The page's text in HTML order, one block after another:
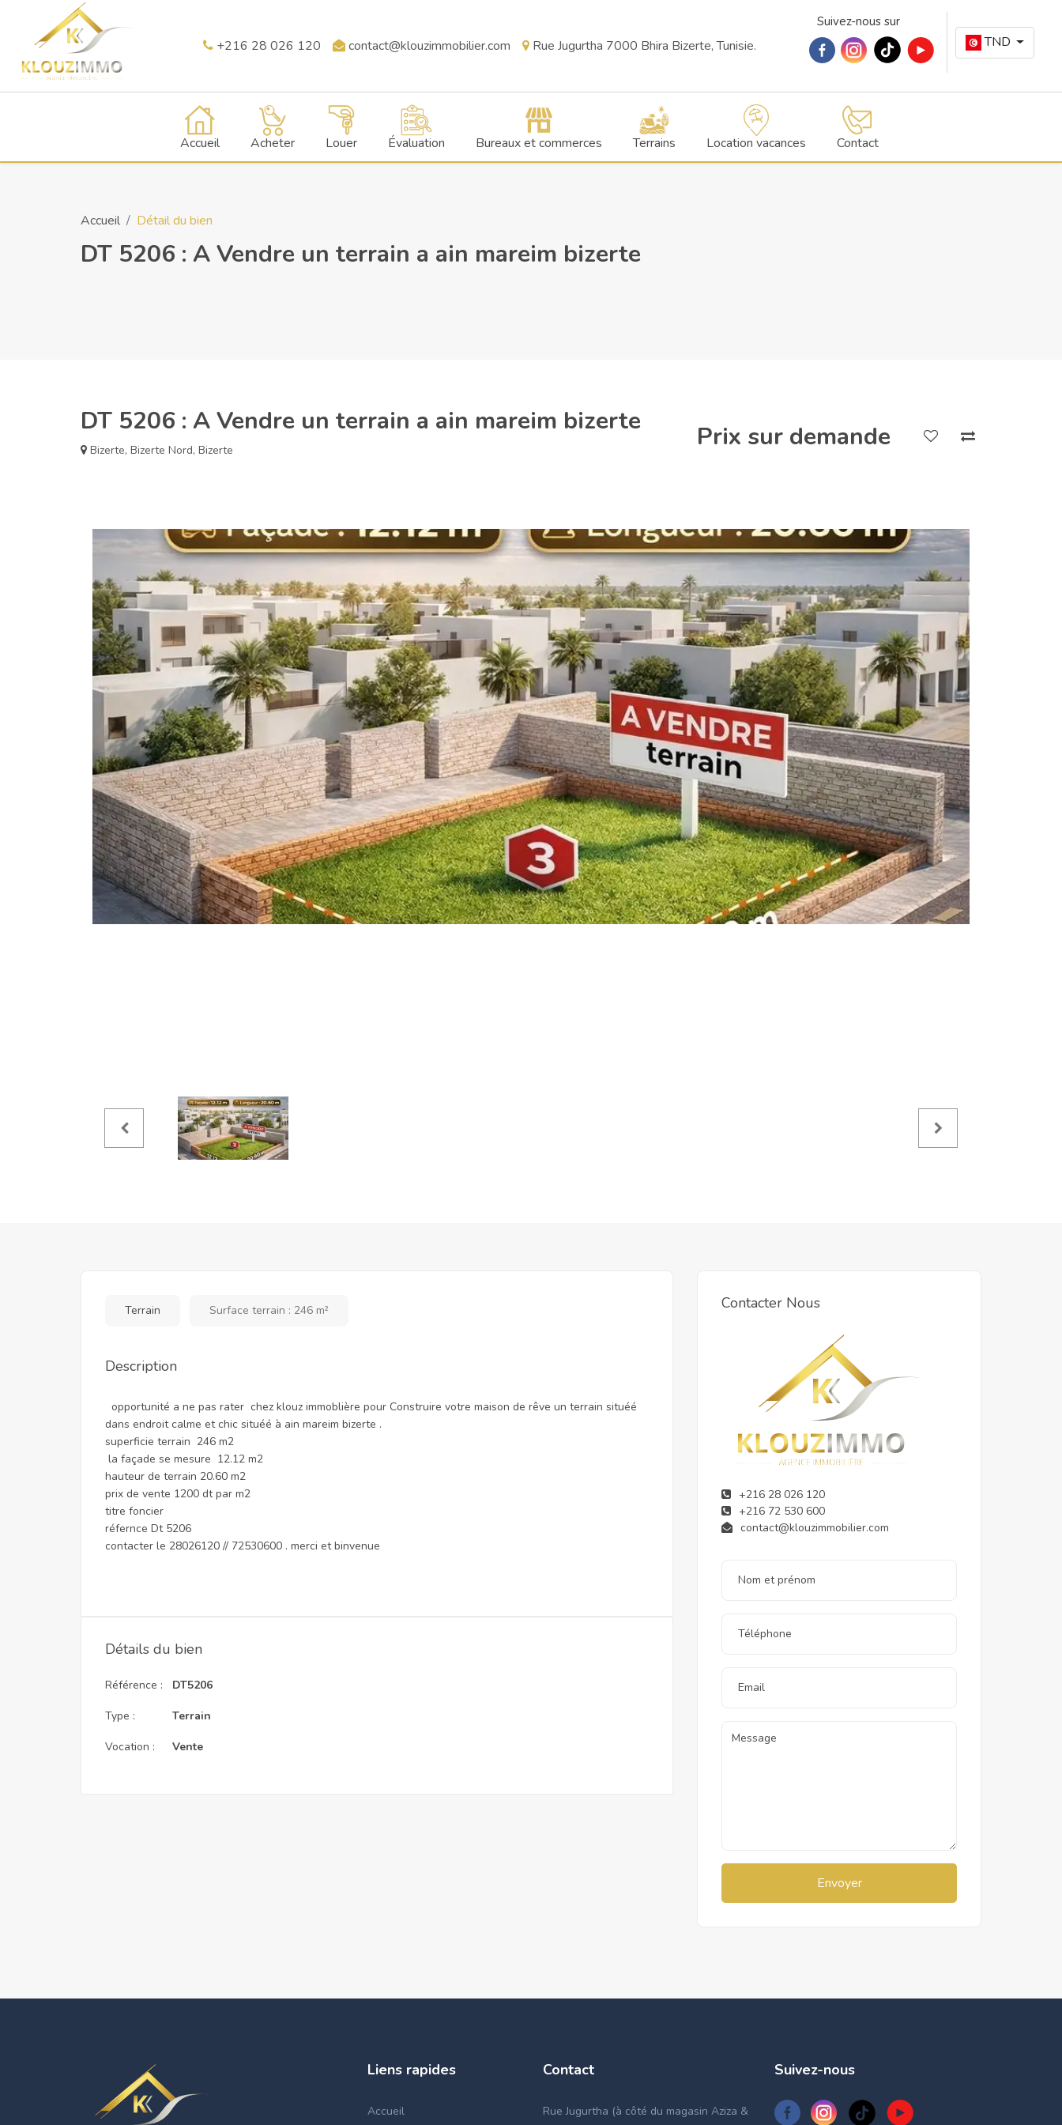
+216 28 026 120 contact@klouzimmobilier.com Rue Jugurtha 7000 Bhira Bizerte, Tunisie.
Suivez-nous sur
TND
Accueil Acheter Louer Évaluation Bureaux et commerces Terrains Location vacances Contact
Accueil Détail du bien
DT 5206 : A Vendre un terrain a ain mareim bizerte
DT 5206 : A Vendre un terrain a ain mareim bizerte
Bizerte, Bizerte Nord, Bizerte Prix sur demande
Terrain Surface terrain : 246 m²
Description
opportunité a ne pas rater chez klouz immoblière pour Construire votre maison de rêve un terrain situéé
dans endroit calme et chic situéé à ain mareim bizerte .
superficie terrain 246 m2
la façade se mesure 12.12 m2
hauteur de terrain 20.60 m2
prix de vente 1200 dt par m2
titre foncier
réfernce Dt 5206
contacter le 28026120 // 72530600 . merci et binvenue
Détails du bien
Référence :
Type :
Vocation :
DT5206
Terrain
Vente
Contacter Nous
+216 28 026 120
+216 72 530 600
contact@klouzimmobilier.com
Envoyer
Liens rapides
Accueil
Contact
Rue Jugurtha (à côté du magasin Aziza &
Suivez-nous